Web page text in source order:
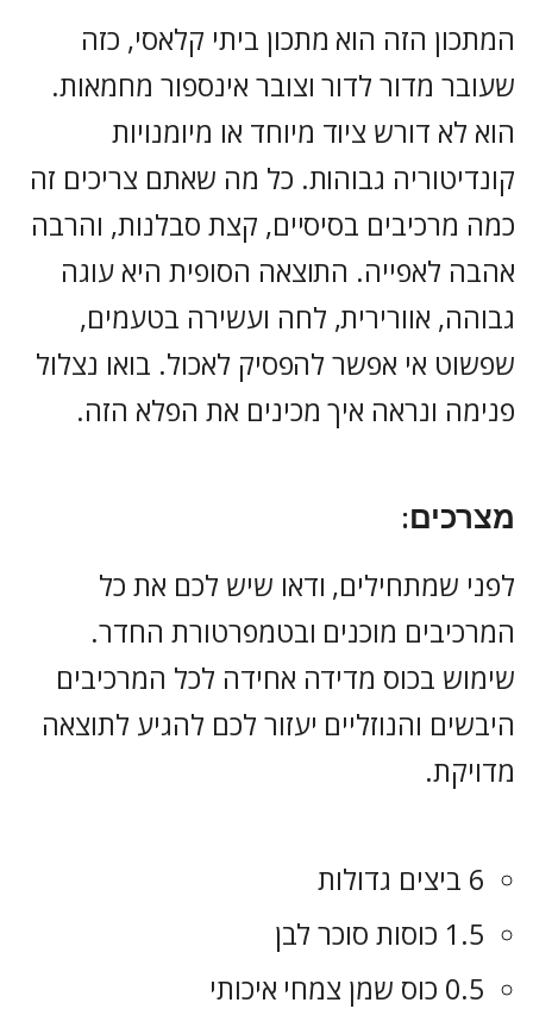
המתכון הזה הוא מתכון ביתי קלאסי, כזה
שעובר מדור לדור וצובר אינספור מחמאות.
הוא לא דורש ציוד מיוחד או מיומנויות
קונדיטוריה גבוהות. כל מה שאתם צריכים זה
כמה מרכיבים בסיסיים, קצת סבלנות, והרבה
אהבה לאפייה. התוצאה הסופית היא עוגה
גבוהה, אוורירית, לחה ועשירה בטעמים,
שפשוט אי אפשר להפסיק לאכול. בואו נצלול
פנימה ונראה איך מכינים את הפלא הזה.
מצרכים:
לפני שמתחילים, ודאו שיש לכם את כל
המרכיבים מוכנים ובטמפרטורת החדר.
שימוש בכוס מדידה אחידה לכל המרכיבים
היבשים והנוזליים יעזור לכם להגיע לתוצאה
מדויקת.
6 ביצים גדולות
1.5 כוסות סוכר לבן
0.5 כוס שמן צמחי איכותי